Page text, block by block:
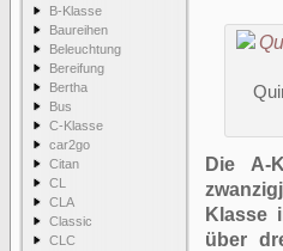
B-Klasse
Baureihen
Beleuchtung
Bereifung
Bertha
Bus
C-Klasse
car2go
Citan
CL
CLA
Classic
CLC
Die A-
Klasse
über